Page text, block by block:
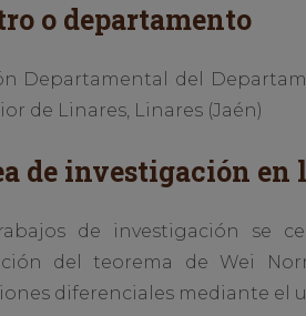
o departamento
Departamental del
de Linares, Linares (Jaén)
de investigación en
de investigación se
del teorema de Wei
diferenciales mediante el